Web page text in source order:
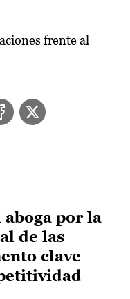
frente al
por la
de las
clave